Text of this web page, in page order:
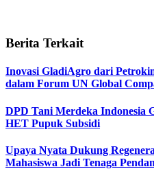
Berita Terkait
Inovasi GladiAgro dari
dalam Forum UN Global
DPD Tani Merdeka Indonesia
HET Pupuk Subsidi
Upaya Nyata Dukung
Mahasiswa Jadi Tenaga